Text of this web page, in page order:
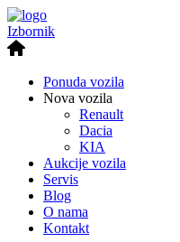
Izbornik
Ponuda vozila
Nova vozila
Renault
Dacia
KIA
Aukcije vozila
Servis
Blog
O nama
Kontakt